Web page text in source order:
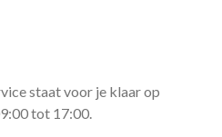
staat voor je klaar op
tot 17:00.